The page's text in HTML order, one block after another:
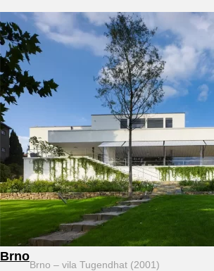
Brno
Brno – vila Tugendhat (2001)